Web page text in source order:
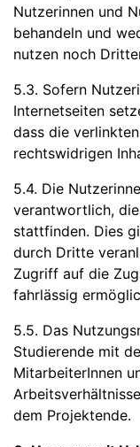
Nutzerinnen und
behandeln und
nutzen noch
5.3. Sofern
Internetseiten
dass die
rechtswidrigen
5.4. Die
verantwortlich,
stattfinden. Dies
durch Dritte
Zugriff auf die
fahrlässig
5.5. Das
Studierende mit
MitarbeiterInnen
dem Projektende.